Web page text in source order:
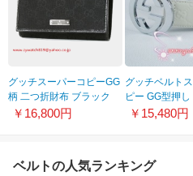
グッチスーパーコピーGG
柄 二つ折財布 ブラック
154258F40IR1000
￥16,800円
グッチベルト
ピー GG型押
シルバー金具
￥15,480円
ベルトの人気ランキング